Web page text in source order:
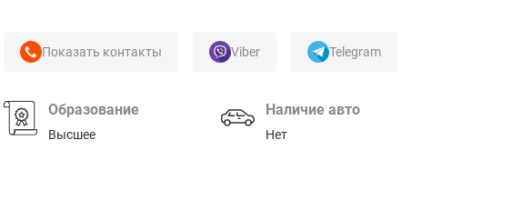
Показать контакты Viber Telegram
Образование
Высшее
Наличие авто
Нет